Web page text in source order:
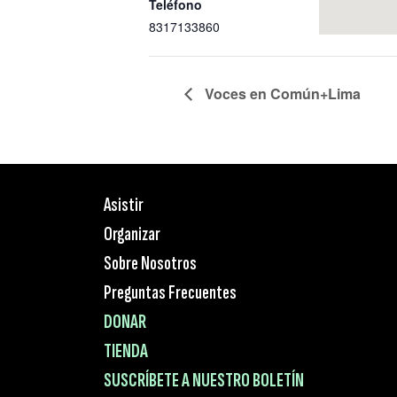
Teléfono
8317133860
Voces en Común+Lima
Asistir
Organizar
Sobre Nosotros
Preguntas Frecuentes
DONAR
TIENDA
SUSCRÍBETE A NUESTRO BOLETÍN